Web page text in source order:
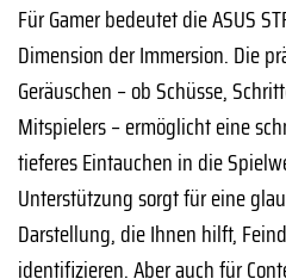
Für Gamer bedeutet die ASUS
Dimension der Immersion. Die
Geräuschen – ob Schüsse,
Mitspielers – ermöglicht eine
tieferes Eintauchen in die
Unterstützung sorgt für eine
Darstellung, die Ihnen hilft,
identifizieren. Aber auch für